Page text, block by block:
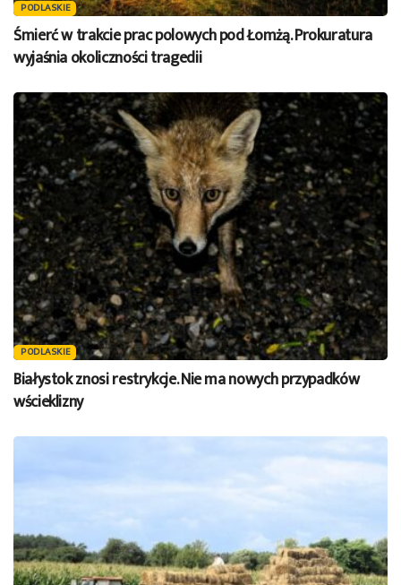
PODLASKIE
Śmierć w trakcie prac polowych pod Łomżą. Prokuratura
wyjaśnia okoliczności tragedii
PODLASKIE
Białystok znosi restrykcje. Nie ma nowych przypadków
wścieklizny